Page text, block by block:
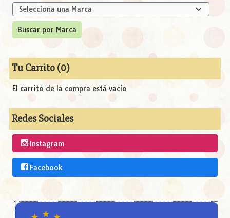
Tu Carrito (0)
El carrito de la compra está vacío
Redes Sociales
Instagram
Facebook